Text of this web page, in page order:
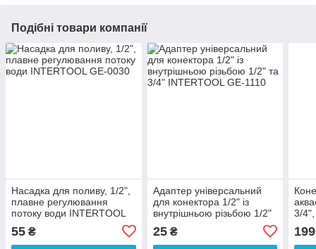
Подібні товари компанії
Насадка для поливу, 1/2",
плавне регулювання
потоку води INTERTOOL
55 ₴
Адаптер універсальний
для конектора 1/2" із
внутрішньою різьбою 1/2"
1110
25₴
3/
199